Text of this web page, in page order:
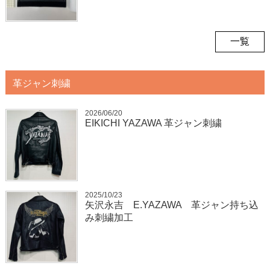
一覧
革ジャン刺繍
2026/06/20
EIKICHI YAZAWA 革ジャン刺繍
2025/10/23
矢沢永吉 E.YAZAWA 革ジャン持ち込
み刺繍加工